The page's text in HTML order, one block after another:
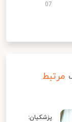
07
مرتبط
پزشکیان: